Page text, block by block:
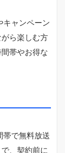
キャンペーン
ら楽しむ方
帯やお得な
帯で無料放送
、契約前に